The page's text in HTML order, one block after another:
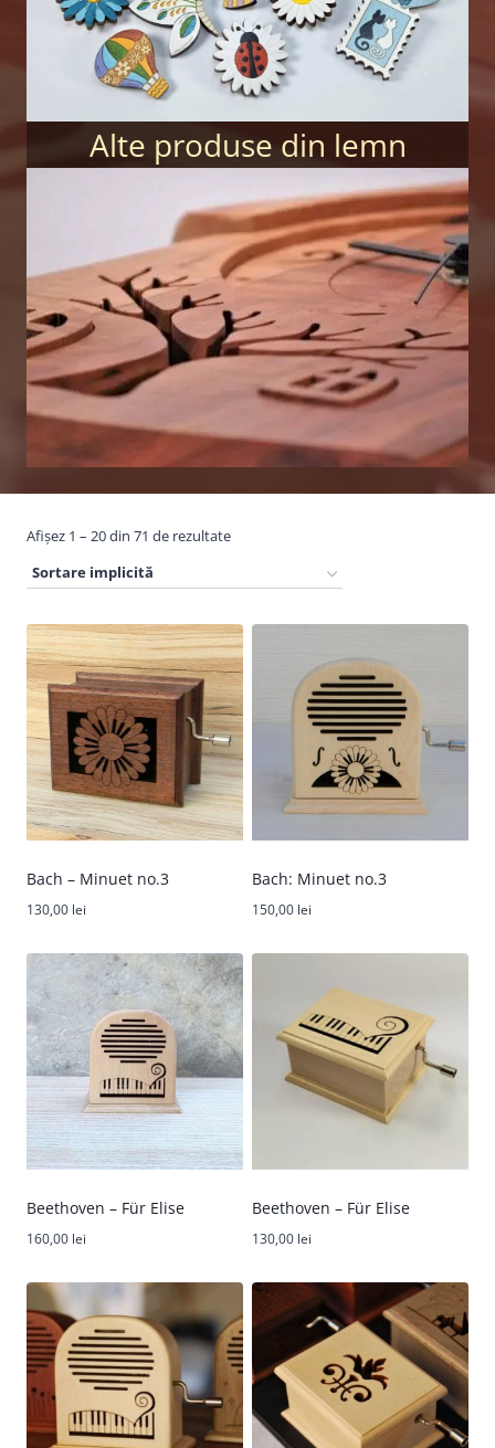
Alte produse din lemn
Afișez 1 – 20 din 71 de rezultate
Bach – Minuet no.3
130,00 lei
Bach: Minuet no.3
150,00 lei
Beethoven – Für Elise
160,00 lei
Beethoven – Für Elise
130,00 lei